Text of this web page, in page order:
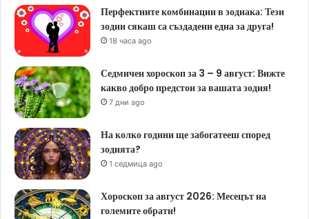
Перфектните комбинации в зодиака: Тези
зодии сякаш са създадени една за друга!
18 часа ago
Седмичен хороскоп за 3 – 9 август: Вижте
какво добро предстои за вашата зодия!
7 дни ago
На колко години ще забогатееш според
зодията?
1 седмица ago
Хороскоп за август 2026: Месецът на
големите обрати!